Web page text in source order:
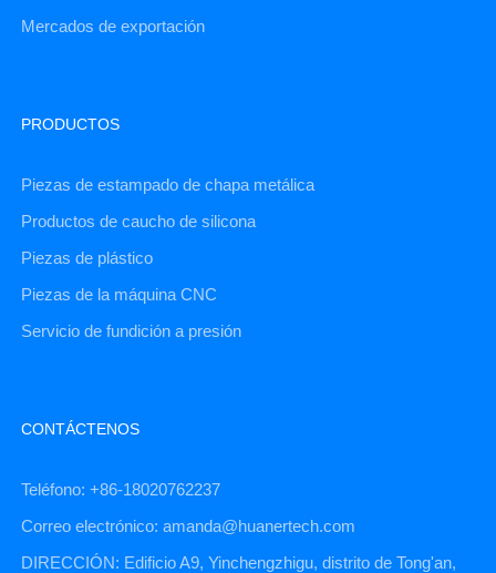
Mercados de exportación
PRODUCTOS
Piezas de estampado de chapa metálica
Productos de caucho de silicona
Piezas de plástico
Piezas de la máquina CNC
Servicio de fundición a presión
CONTÁCTENOS
Teléfono: +86-18020762237
Correo electrónico: amanda@huanertech.com
DIRECCIÓN: Edificio A9, Yinchengzhigu, distrito de Tong'an,